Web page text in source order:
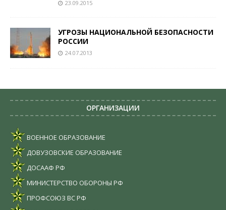
23.09.2015
УГРОЗЫ НАЦИОНАЛЬНОЙ БЕЗОПАСНОСТИ
РОССИИ
24.07.2013
ОРГАНИЗАЦИИ
ВОЕННОЕ ОБРАЗОВАНИЕ
ДОВУЗОВСКИЕ ОБРАЗОВАНИЕ
ДОСААФ РФ
МИНИСТЕРСТВО ОБОРОНЫ РФ
ПРОФСОЮЗ ВС РФ